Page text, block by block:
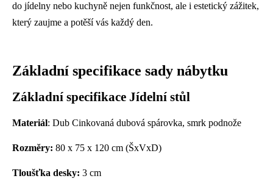
do jídelny nebo kuchyně nejen funkčnost, ale i estetický zážitek,
který zaujme a potěší vás každý den.
Základní specifikace sady nábytku
Základní specifikace Jídelní stůl
Materiál: Dub Cinkovaná dubová spárovka, smrk podnože
Rozměry: 80 x 75 x 120 cm (ŠxVxD)
Tloušťka desky: 3 cm